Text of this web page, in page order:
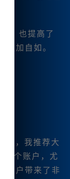
，也提高了
更加自如。
，我推荐大
一个账户，尤
用户带来了非